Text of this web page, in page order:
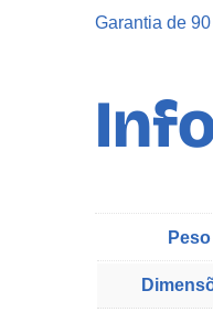
Garantia de
Peso